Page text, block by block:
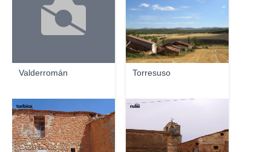
Valderromán Torresuso
turbica ruliii